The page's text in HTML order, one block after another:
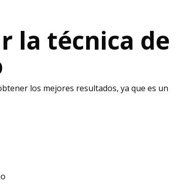
la técnica de
los mejores resultados, ya que es un